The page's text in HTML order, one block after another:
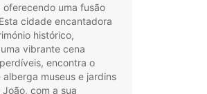
oferecendo uma fusão
cidade encantadora
histórico,
vibrante cena
encontra o
museus e jardins
com a sua